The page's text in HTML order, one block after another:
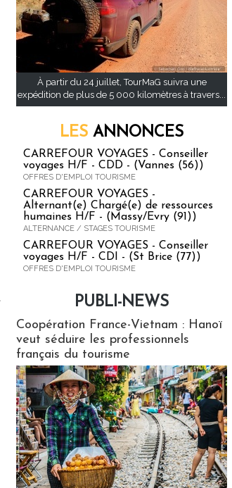
À partir du 24 juillet, TourMaG suivra une
expédition de plus de 5 000 kilomètres à travers...
LES ANNONCES
CARREFOUR VOYAGES - Conseiller
voyages H/F - CDD - (Vannes (56))
OFFRES D'EMPLOI TOURISME
CARREFOUR VOYAGES -
Alternant(e) Chargé(e) de ressources
humaines H/F - (Massy/Evry (91))
ALTERNANCE / STAGES TOURISME
CARREFOUR VOYAGES - Conseiller
voyages H/F - CDI - (St Brice (77))
OFFRES D'EMPLOI TOURISME
PUBLI-NEWS
Coopération France-Vietnam : Hanoï
veut séduire les professionnels
français du tourisme